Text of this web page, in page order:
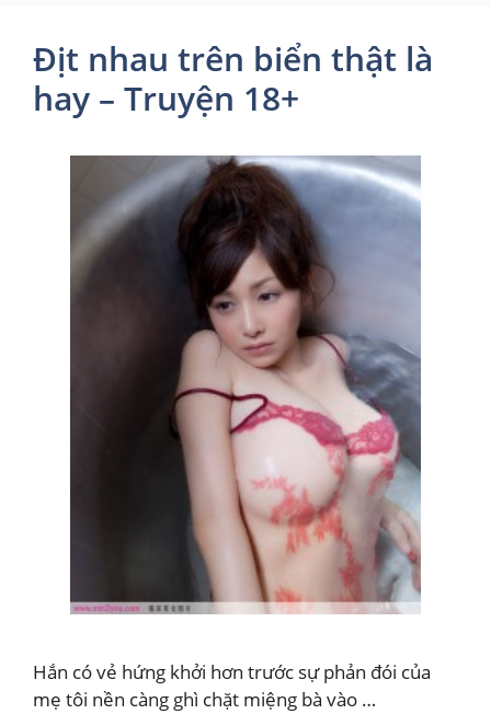
Địt nhau trên biển thật là
hay – Truyện 18+
Hắn có vẻ hứng khởi hơn trước sự phản đói của
mẹ tôi nền càng ghì chặt miệng bà vào …